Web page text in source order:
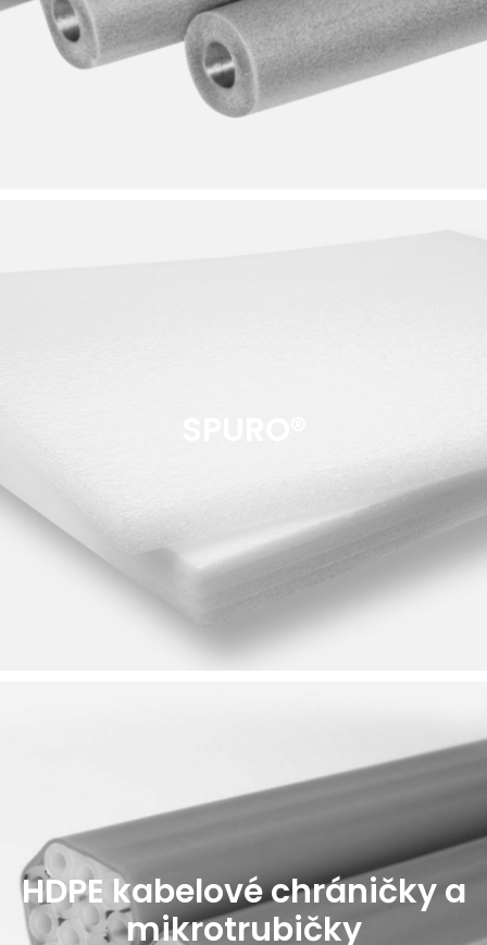
HDPE kabelové chráničky a
mikrotrubičky